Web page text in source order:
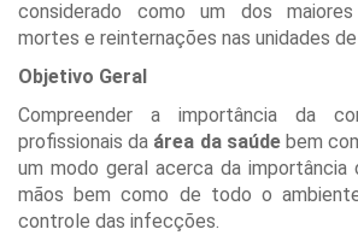
considerado como um dos
mortes e reinternações nas unidades
Objetivo Geral
Compreender a importância da
profissionais da área da saúdebem
um modo geral acerca da importância
mãos bem como de todo o
controle das infecções.